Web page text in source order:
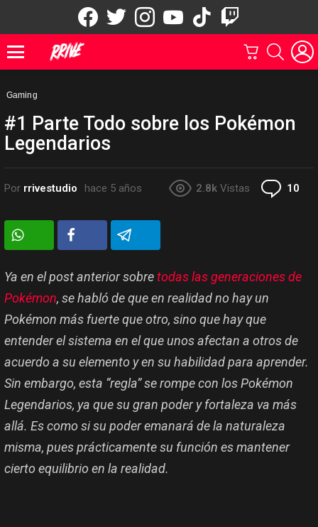
CARRITOBUSCAR
Gaming
#1 Parte Todo sobre los Pokémon
Legendarios
Por rrivestudio hace 5 años 2.8k Vistas 10
Ya en el post anterior sobretodas las generaciones de
Pokémon, se habló de que en realidad no hay un
Pokémon más fuerte que otro, sino que hay que
entender el sistema en el que unos afectan a otros de
acuerdo a su elemento y en su habilidad para aprender.
Sin embargo, esta “regla” se rompe con los Pokémon
Legendarios, ya que su gran poder y fortaleza va más
allá. Es como si su poder emanará de la naturaleza
misma, pues prácticamente su función es mantener
cierto equilibrio en la realidad.